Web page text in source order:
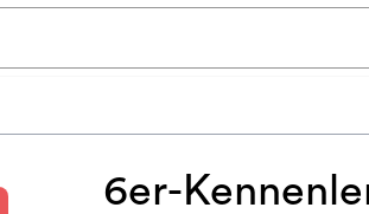
6er-